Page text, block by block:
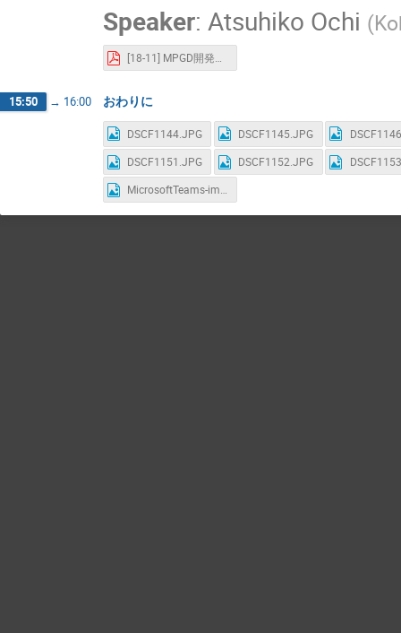
Speaker: Atsuhiko Ochi (
[18-11] MPGD開発についての海外の状況.pdf
15:50 → 16:00 おわりに
DSCF1144.JPG DSCF1145.JPG
DSCF1151.JPG DSCF1152.JPG
MicrosoftTeams-image (4).png